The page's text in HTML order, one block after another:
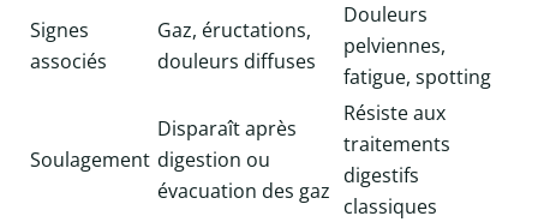
Signes
associés
Gaz, éructations,
douleurs diffuses
Douleurs
pelviennes,
fatigue, spotting
Soulagement
Disparaît après
digestion ou
évacuation des gaz
Résiste aux
traitements
digestifs
classiques